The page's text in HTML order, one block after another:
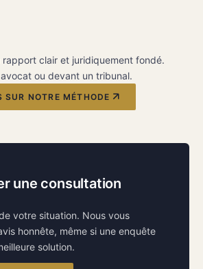
rapport clair et juridiquement fondé.
ou devant un tribunal.
SUR NOTRE MÉTHODE
une consultation
votre situation. Nous vous
honnête, même si une enquête
solution.